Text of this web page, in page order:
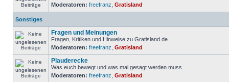
Moderatoren: freefranz Gratisland
Sonstiges
Fragen und Meinungen
Fragen, Kritiken und Hinweise zu Gratisland.de
Moderatoren: freefranz Gratisland
Plauderecke
Was euch bewegt und was mal gesagt werden muss.
Moderatoren: freefranz Gratisland